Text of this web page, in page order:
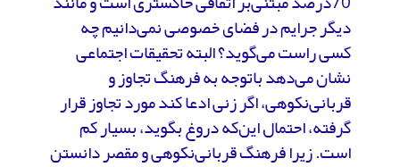
دیگر جرایم در فضای خصوصی نمی‌دانیم چه
کسی راست می‌گوید؟ البته تحقیقات اجتماعی
نشان می‌دهد باتوجه به فرهنگ تجاوز و
قربانی‌نکوهی، اگر زنی ادعا کند مورد تجاوز قرار
گرفته، احتمال این‌که دروغ بگوید، بسیار کم
است. زیرا فرهنگ قربانی‌نکوهی و مقصر دانستن